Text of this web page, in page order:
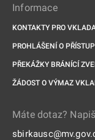
Informace
KONTAKTY PRO
PROHLÁŠENÍ O
PŘEKÁŽKY BRÁNÍCÍ
ŽÁDOST O VÝMAZ
Máte dotaz?